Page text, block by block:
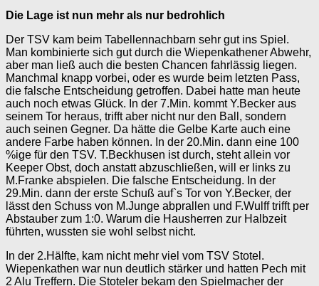
Die Lage ist nun mehr als nur bedrohlich
Der TSV kam beim Tabellennachbarn sehr gut ins Spiel.
Man kombinierte sich gut durch die Wiepenkathener Abwehr,
aber man ließ auch die besten Chancen fahrlässig liegen.
Manchmal knapp vorbei, oder es wurde beim letzten Pass,
die falsche Entscheidung getroffen. Dabei hatte man heute
auch noch etwas Glück. In der 7.Min. kommt Y.Becker aus
seinem Tor heraus, trifft aber nicht nur den Ball, sondern
auch seinen Gegner. Da hätte die Gelbe Karte auch eine
andere Farbe haben können. In der 20.Min. dann eine 100
%ige für den TSV. T.Beckhusen ist durch, steht allein vor
Keeper Obst, doch anstatt abzuschließen, will er links zu
M.Franke abspielen. Die falsche Entscheidung. In der
29.Min. dann der erste Schuß auf`s Tor von Y.Becker, der
lässt den Schuss von M.Junge abprallen und F.Wulff trifft per
Abstauber zum 1:0. Warum die Hausherren zur Halbzeit
führten, wussten sie wohl selbst nicht.
In der 2.Hälfte, kam nicht mehr viel vom TSV Stotel.
Wiepenkathen war nun deutlich stärker und hatten Pech mit
2 Alu Treffern. Die Stoteler bekam den Spielmacher der